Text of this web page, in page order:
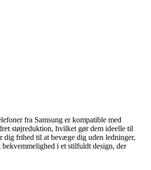
fra Samsung er kompatible med
støjreduktion, hvilket gør dem ideelle til
dig frihed til at bevæge dig uden ledninger,
i et stilfuldt design, der